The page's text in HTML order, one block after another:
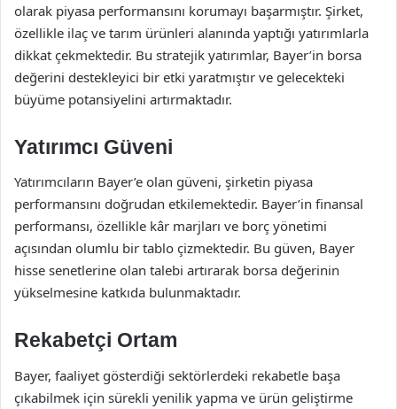
olarak piyasa performansını korumayı başarmıştır. Şirket,
özellikle ilaç ve tarım ürünleri alanında yaptığı yatırımlarla
dikkat çekmektedir. Bu stratejik yatırımlar, Bayer’in borsa
değerini destekleyici bir etki yaratmıştır ve gelecekteki
büyüme potansiyelini artırmaktadır.
Yatırımcı Güveni
Yatırımcıların Bayer’e olan güveni, şirketin piyasa
performansını doğrudan etkilemektedir. Bayer’in finansal
performansı, özellikle kâr marjları ve borç yönetimi
açısından olumlu bir tablo çizmektedir. Bu güven, Bayer
hisse senetlerine olan talebi artırarak borsa değerinin
yükselmesine katkıda bulunmaktadır.
Rekabetçi Ortam
Bayer, faaliyet gösterdiği sektörlerdeki rekabetle başa
çıkabilmek için sürekli yenilik yapma ve ürün geliştirme